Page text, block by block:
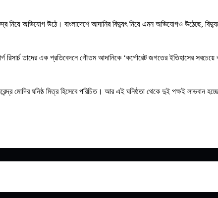
নিয়ে অভিযোগ উঠে। বাংলাদেশে আদানির বিদ্যুৎ নিয়ে এমন অভিযোগও উঠেছে,
রিসার্চ তাদের এক প্রতিবেদনে গৌতম আদানিকে ‘কর্পোরেট জগতের ইতিহাসের
মোদির ঘনিষ্ঠ মিত্র হিসেবে পরিচিত। আর এই ঘনিষ্ঠতা থেকে দুই পক্ষই লাভবান